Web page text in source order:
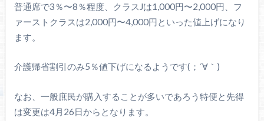
普通席で3％〜8％程度、クラスJは1,000円〜2,000円、フ
ァーストクラスは2,000円〜4,000円といった値上げになり
ます。
介護帰省割引のみ5％値下げになるようです(；´∀｀)
なお、一般庶民が購入することが多いであろう特便と先得
は変更は4月26日からとなります。